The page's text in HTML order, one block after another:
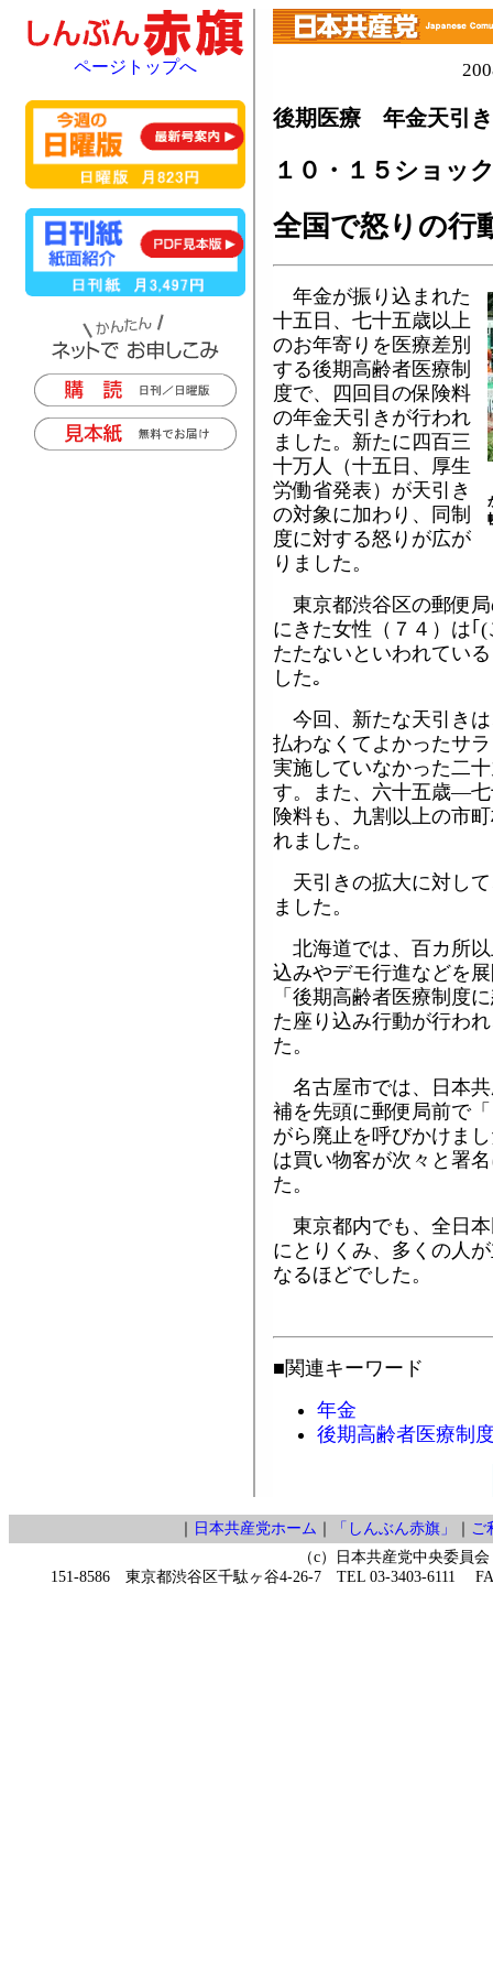
後期医療 年金天引き
１０・１５ショッ
全国で怒りの行
年金が振り込まれた
十五日、七十五歳以上
のお年寄りを医療差別
する後期高齢者医療制
度で、四回目の保険料
の年金天引きが行われ
ました。新たに四百三
十万人（十五日、厚生
労働省発表）が天引き
の対象に加わり、同制
度に対する怒りが広が
りました。
東京都渋谷区の郵便
にきた女性（７４）は｢
たたないといわれてい
した｡
今回、新たな天引き
払わなくてよかったサ
実施していなかった二
す。また、六十五歳―
険料も、九割以上の市
れました。
天引きの拡大に対し
ました。
北海道では、百カ所
込みやデモ行進などを
「後期高齢者医療制度
た座り込み行動が行わ
た。
名古屋市では、日本
補を先頭に郵便局前で
がら廃止を呼びかけま
は買い物客が次々と署
た。
東京都内でも、全日
にとりくみ、多くの人
なるほどでした。
■関連キーワード
年金
後期高齢者医療制
ページトップへ
日本共産党ホーム 「しんぶん赤旗」
ご
（c）日本共産党中央委員会
151-8586 東京都渋谷区千駄ヶ谷4-26-7 TEL 03-3403-6111